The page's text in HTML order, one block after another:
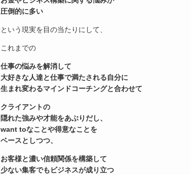
圧倒的に多い
という現実を目の当たりにして、
これまでの
仕事の悩みを解消して
大好きな人達と仕事で満たされる自分に
生まれ変わるマインドコーチングと合わせて
クライアントの
隠れた強みや才能をあぶりだし、
want toなことや得意なことを
ベースとしつつ、
お客様と濃い信頼関係を構築して
少ない集客でもビジネスが成り立つ